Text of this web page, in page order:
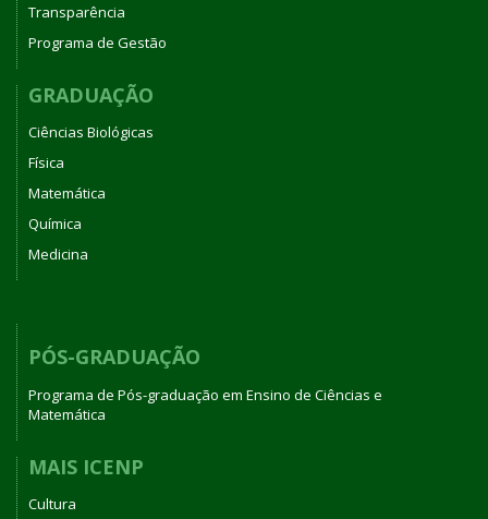
Transparência
Programa de Gestão
GRADUAÇÃO
Ciências Biológicas
Física
Matemática
Química
Medicina
PÓS-GRADUAÇÃO
Programa de Pós-graduação em Ensino de Ciências e
Matemática
MAIS ICENP
Cultura